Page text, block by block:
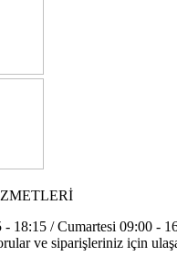
18:15 / Cumartesi 09:00 -
ve siparişleriniz için